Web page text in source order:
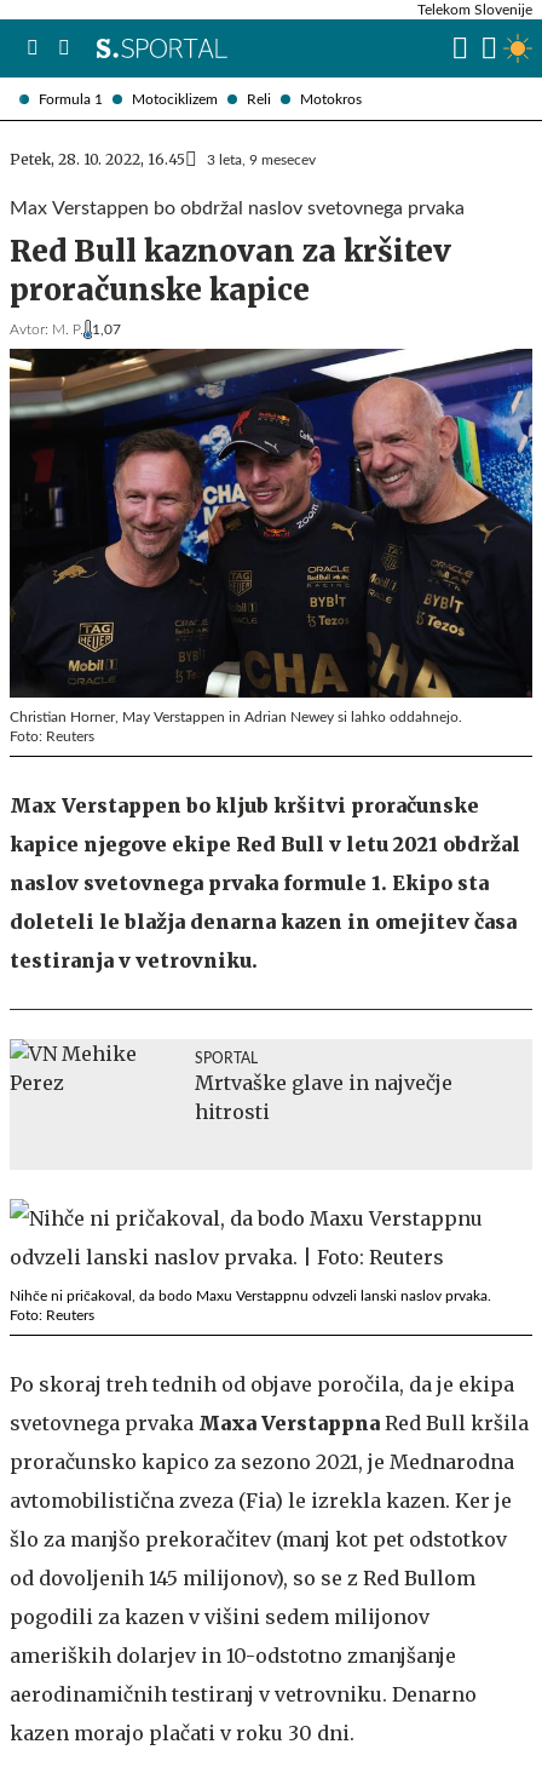
Formula 1 Motociklizem Reli Motokros
Telekom Slovenije
Petek, 28. 10. 2022, 16.45 3 leta, 9 mesecev
Max Verstappen bo obdržal naslov svetovnega prvaka
Red Bull kaznovan za kršitev
proračunske kapice
Avtor: M. P. 1,07
Christian Horner, May Verstappen in Adrian Newey si lahko oddahnejo.
Foto: Reuters
Max Verstappen bo kljub kršitvi proračunske
kapice njegove ekipe Red Bull v letu 2021 obdržal
naslov svetovnega prvaka formule 1. Ekipo sta
doleteli le blažja denarna kazen in omejitev časa
testiranja v vetrovniku.
SPORTAL
Mrtvaške glave in največje
hitrosti
Nihče ni pričakoval, da bodo Maxu Verstappnu odvzeli lanski naslov prvaka.
Foto: Reuters
Po skoraj treh tednih od objave poročila, da je ekipa
svetovnega prvaka Maxa Verstappna Red Bull kršila
proračunsko kapico za sezono 2021, je Mednarodna
avtomobilistična zveza (Fia) le izrekla kazen. Ker je
šlo za manjšo prekoračitev (manj kot pet odstotkov
od dovoljenih 145 milijonov), so se z Red Bullom
pogodili za kazen v višini sedem milijonov
ameriških dolarjev in 10-odstotno zmanjšanje
aerodinamičnih testiranj v vetrovniku. Denarno
kazen morajo plačati v roku 30 dni.